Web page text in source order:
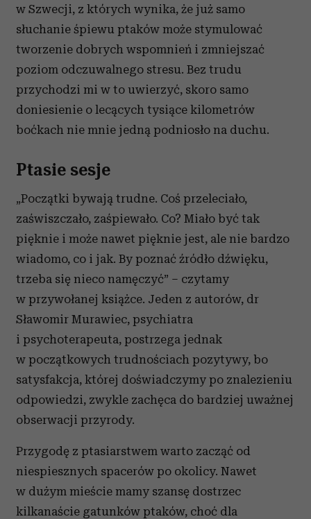
w Szwecji, z których wynika, że już samo
słuchanie śpiewu ptaków może stymulować
tworzenie dobrych wspomnień i zmniejszać
poziom odczuwalnego stresu. Bez trudu
przychodzi mi w to uwierzyć, skoro samo
doniesienie o lecących tysiące kilometrów
boćkach nie mnie jedną podniosło na duchu.
Ptasie sesje
„Początki bywają trudne. Coś przeleciało,
zaświszczało, zaśpiewało. Co? Miało być tak
pięknie i może nawet pięknie jest, ale nie bardzo
wiadomo, co i jak. By poznać źródło dźwięku,
trzeba się nieco namęczyć” – czytamy
w przywołanej książce. Jeden z autorów, dr
Sławomir Murawiec, psychiatra
i psychoterapeuta, postrzega jednak
w początkowych trudnościach pozytywy, bo
satysfakcja, której doświadczymy po znalezieniu
odpowiedzi, zwykle zachęca do bardziej uważnej
obserwacji przyrody.
Przygodę z ptasiarstwem warto zacząć od
niespiesznych spacerów po okolicy. Nawet
w dużym mieście mamy szansę dostrzec
kilkanaście gatunków ptaków, choć dla